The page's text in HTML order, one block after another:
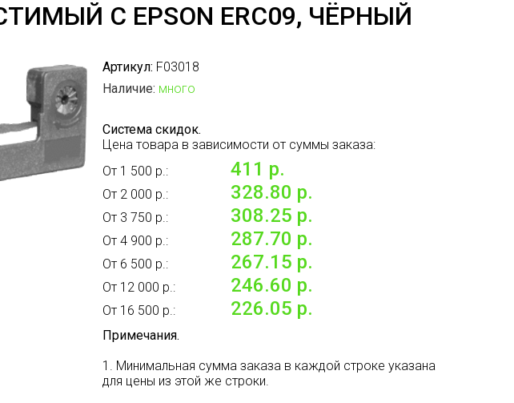
С EPSON ERC09, ЧЁРНЫЙ
Артикул: F03018
Наличие: много
Система скидок.
Цена товара в зависимости от суммы заказа:
От 1 500 р.:
411 р.
От 2 000 р.: 328.80 р.
От 3 750 р.: 308.25 р.
От 4 900 р.: 287.70 р.
От 6 500 р.: 267.15 р.
От 12 000 р.: 246.60 р.
От 16 500 р.: 226.05 р.
Примечания.
1. Минимальная сумма заказа в каждой строке указана
для цены из этой же строки.